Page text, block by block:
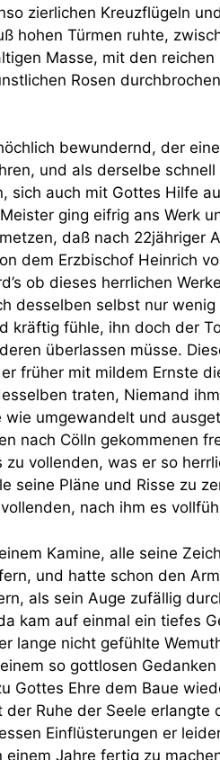
zierlichen Kreuzflügeln
hohen Türmen ruhte,
Masse, mit den
Rosen
bewundernd, der
und als derselbe
sich auch mit Gottes Hilfe
ging eifrig ans Werk
daß nach 22jähriger
dem Erzbischof Heinrich
ob dieses herrlichen
desselben selbst nur
kräftig fühle, ihn doch der
überlassen müsse.
früher mit mildem Ernste
traten, Niemand
umgewandelt und
nach Cölln gekommenen
vollenden, was er so
seine Pläne und Risse zu
nach ihm es
Kamine, alle seine
und hatte schon den
als sein Auge zufällig
kam auf einmal ein tiefes
lange nicht gefühlte
so gottlosen
Gottes Ehre dem Baue
Ruhe der Seele
Einflüsterungen er
Jahre fertig zu